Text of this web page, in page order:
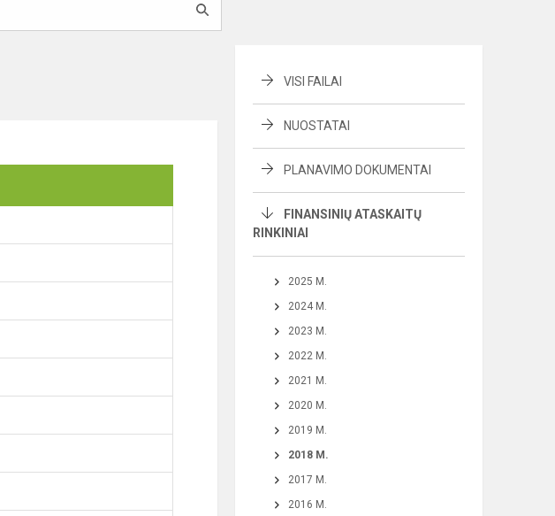
VISI FAILAI
NUOSTATAI
PLANAVIMO DOKUMENTAI
FINANSINIŲ ATASKAITŲ
RINKINIAI
2025 M.
2024 M.
2023 M.
2022 M.
2021 M.
2020 M.
2019 M.
2018 M.
2017 M.
2016 M.